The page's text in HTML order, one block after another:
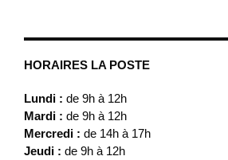
HORAIRES LA POSTE
Lundi : de 9h à 12h
Mardi : de 9h à 12h
Mercredi : de 14h à 17h
Jeudi : de 9h à 12h